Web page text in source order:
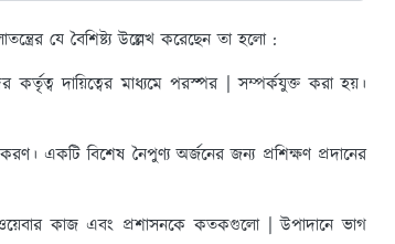
যে বৈশিষ্ট্য উল্লেখ করেছেন তা হলো :
কর্তৃত্ব দায়িত্বের মাধ্যমে পরস্পর | সম্পর্কযুক্ত করা হয়।
একটি বিশেষ নৈপুণ্য অর্জনের জন্য প্রশিক্ষণ প্রদানের
ওয়েবার কাজ এবং প্রশাসনকে কতকগুলো | উপাদানে ভাগ